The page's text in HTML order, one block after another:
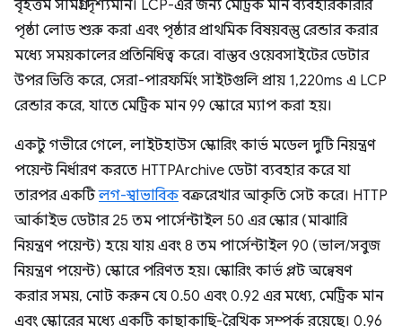
বৃহত্তম সামগ্রী দৃশ্যমান। LCP-এর জন্য মেট্রিক মান ব্যবহারকারীর
পৃষ্ঠা লোড শুরু করা এবং পৃষ্ঠার প্রাথমিক বিষয়বস্তু রেন্ডার করার
মধ্যে সময়কালের প্রতিনিধিত্ব করে। বাস্তব ওয়েবসাইটের ডেটার
উপর ভিত্তি করে, সেরা-পারফর্মিং সাইটগুলি প্রায় 1,220ms এ LCP
রেন্ডার করে, যাতে মেট্রিক মান 99 স্কোরে ম্যাপ করা হয়।
একটু গভীরে গেলে, লাইটহাউস স্কোরিং কার্ভ মডেল দুটি নিয়ন্ত্রণ
পয়েন্ট নির্ধারণ করতে HTTPArchive ডেটা ব্যবহার করে যা
তারপর একটিলগ-স্বাভাবিকবক্ররেখার আকৃতি সেট করে। HTTP
আর্কাইভ ডেটার 25 তম পার্সেন্টাইল 50 এর স্কোর (মাঝারি
নিয়ন্ত্রণ পয়েন্ট) হয়ে যায় এবং 8 তম পার্সেন্টাইল 90 (ভাল/সবুজ
নিয়ন্ত্রণ পয়েন্ট) স্কোরে পরিণত হয়। স্কোরিং কার্ভ প্লট অন্বেষণ
করার সময়, নোট করুন যে 0.50 এবং 0.92 এর মধ্যে, মেট্রিক মান
এবং স্কোরের মধ্যে একটি কাছাকাছি-রৈখিক সম্পর্ক রয়েছে। 0.96